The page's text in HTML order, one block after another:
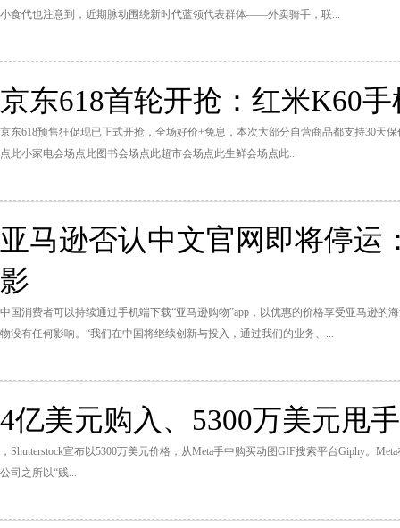
小食代也注意到，近期脉动围绕新时代蓝领代表群体——外卖骑手，联...
京东618首轮开抢：红米K60
京东618预售狂促现已正式开抢，全场好价+免息，本次大部分自营商品都支持30天
点此小家电会场点此图书会场点此超市会场点此生鲜会场点此...
亚马逊否认中文官网即将停运
影
中国消费者可以持续通过手机端下载“亚马逊购物”app，以优惠的价格享受亚马逊
物没有任何影响。“我们在中国将继续创新与投入，通过我们的业务、...
4亿美元购入、5300万美元甩
，Shutterstock宣布以5300万美元价格，从Meta手中购买动图GIF搜索平台Giphy。
公司之所以“贱...